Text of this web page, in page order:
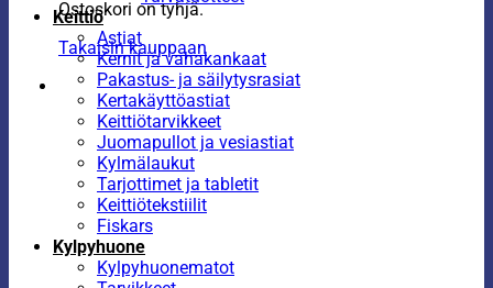
Ostoskori on tyhjä.
Takaisin kauppaan
Keittiö
Astiat
Kernit ja vahakankaat
Pakastus- ja säilytysrasiat
Kertakäyttöastiat
Keittiötarvikkeet
Juomapullot ja vesiastiat
Kylmälaukut
Tarjottimet ja tabletit
Keittiötekstiilit
Fiskars
Kylpyhuone
Kylpyhuonematot